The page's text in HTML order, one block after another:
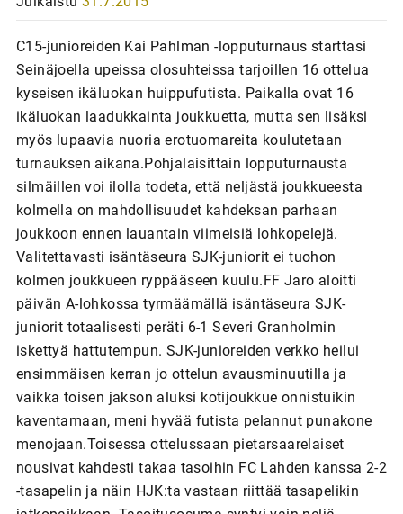
C15-junioreiden Kai Pahlman -lopputurnaus starttasi
Seinäjoella upeissa olosuhteissa tarjoillen 16 ottelua
kyseisen ikäluokan huippufutista. Paikalla ovat 16
ikäluokan laadukkainta joukkuetta, mutta sen lisäksi
myös lupaavia nuoria erotuomareita koulutetaan
turnauksen aikana.Pohjalaisittain lopputurnausta
silmäillen voi ilolla todeta, että neljästä joukkueesta
kolmella on mahdollisuudet kahdeksan parhaan
joukkoon ennen lauantain viimeisiä lohkopelejä.
Valitettavasti isäntäseura SJK-juniorit ei tuohon
kolmen joukkueen ryppääseen kuulu.FF Jaro aloitti
päivän A-lohkossa tyrmäämällä isäntäseura SJK-
juniorit totaalisesti peräti 6-1 Severi Granholmin
iskettyä hattutempun. SJK-junioreiden verkko heilui
ensimmäisen kerran jo ottelun avausminuutilla ja
vaikka toisen jakson aluksi kotijoukkue onnistuikin
kaventamaan, meni hyvää futista pelannut punakone
menojaan.Toisessa ottelussaan pietarsaarelaiset
nousivat kahdesti takaa tasoihin FC Lahden kanssa 2-2
-tasapelin ja näin HJK:ta vastaan riittää tasapelikin